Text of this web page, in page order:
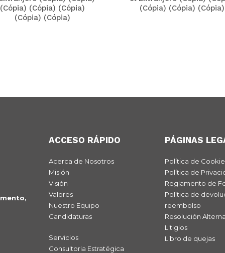
(Cópia) (Cópia) (Cópia)
(Cópia) (Cópia)
(Cópia) (Cópia) (Cópia)
ACCESO RÁPIDO
Acerca de Nosotros
Misión
Visión
Valores
Nuestro Equipo
Candidaturas
Servicios
Consultoria Estratégica
PÁGINAS
Política de
Política de
Reglamento de
Política de
reembolso
Resolución
Litigios
Libro de quejas